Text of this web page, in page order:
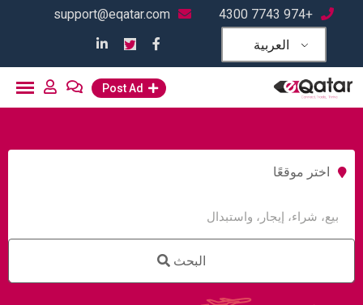
+974 7743 4300
support@eqatar.com
العربية
Post Ad
اختر موقعًا
البحث